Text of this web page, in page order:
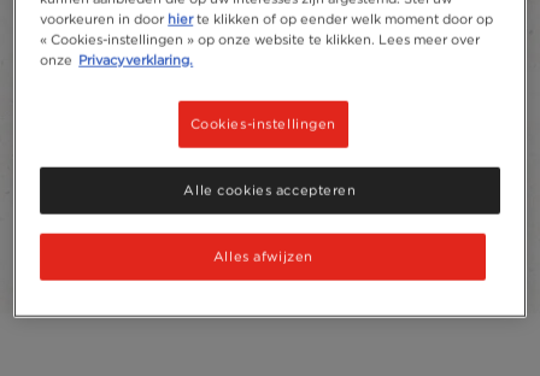
Voor een vanilla latte met een volle
melkschuimlaag hoef je niet meer verder te
zoeken. Deze NESCAFÉ Gold Vanilla Latte
lekker thuis van te genieten.
Toevoegen aan favorieten
Ingrediënten
voorkeuren in door hierte klikken of op eender welk moment door op
« Cookies-instellingen » op onze website te klikken. Lees meer over
onze Privacyverklaring.
Cookies-instellingen
Alles afwijzen
Alle cookies accepteren